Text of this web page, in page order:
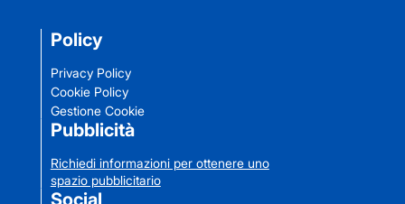
Policy
Privacy Policy
Cookie Policy
Gestione Cookie
Pubblicità
Richiedi informazioni per ottenere uno
spazio pubblicitario
Social